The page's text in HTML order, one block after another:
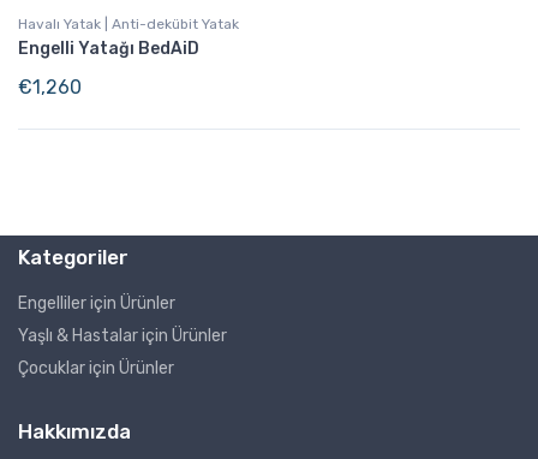
Havalı Yatak | Anti-dekübit Yatak
Engelli Yatağı BedAiD
€1,260
Kategoriler
Engelliler için Ürünler
Yaşlı & Hastalar için Ürünler
Çocuklar için Ürünler
Hakkımızda